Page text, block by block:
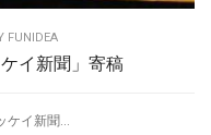
FUNIDEA
イ新聞」寄稿
ケイ新聞...